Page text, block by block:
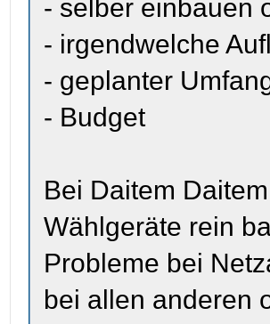
- selber einbauen
- irgendwelche
- geplanter
- Budget
Bei Daitem
Wählgeräte rein
Probleme bei
bei allen anderen